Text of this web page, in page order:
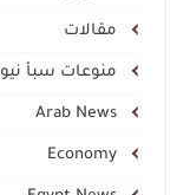
مقالات
منوعات سبأ
Arab News
Economy